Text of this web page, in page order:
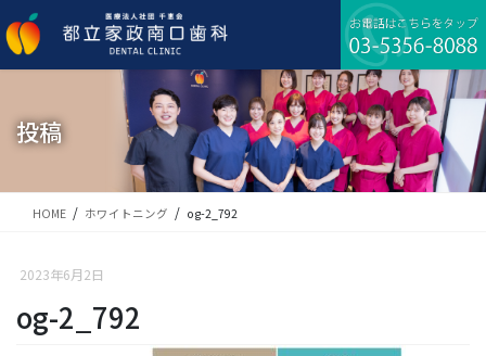
ン
テ
ビ
ゲ
移
投稿
HOME ホワイトニング og-2_792
2023年6月2日
og-2_792